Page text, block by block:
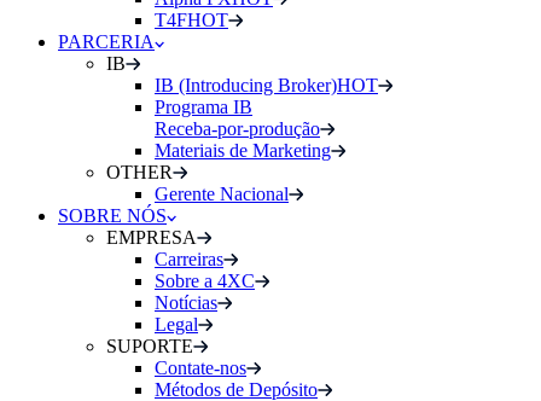
T4FHOT
PARCERIA
IB
IB (Introducing Broker)HOT
Programa IB
Receba-por-produção
Materiais de Marketing
OTHER
Gerente Nacional
SOBRE NÓS
EMPRESA
Carreiras
Sobre a 4XC
Notícias
Legal
SUPORTE
Contate-nos
Métodos de Depósito